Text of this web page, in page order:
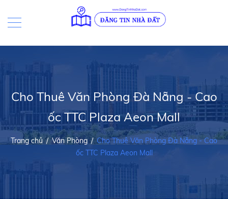
Cho Thuê Văn Phòng Đà Nẵng - Cao
ốc TTC Plaza Aeon Mall
Trang chủ / Văn Phòng / Cho Thuê Văn Phòng Đà Nẵng - Cao
ốc TTC Plaza Aeon Mall